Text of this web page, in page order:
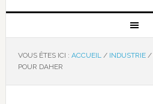
VOUS ÊTES ICI : ACCUEIL / INDUSTRIE /
POUR DAHER